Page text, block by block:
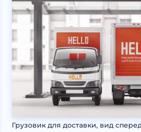
Грузовик для доставки, вид